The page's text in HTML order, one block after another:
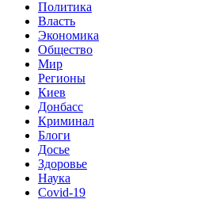
Политика
Власть
Экономика
Общество
Мир
Регионы
Киев
Донбасс
Криминал
Блоги
Досье
Здоровье
Наука
Covid-19